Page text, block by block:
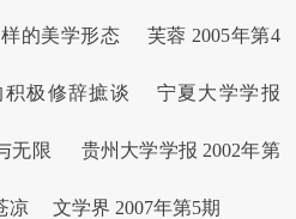
样的美学形态 芙蓉 2005年第4
积极修辞摭谈 宁夏大学学报
无限 贵州大学学报 2002年第
凉 文学界 2007年第5期